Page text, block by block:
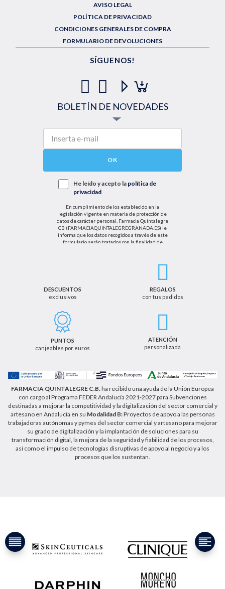
AVISO LEGAL
POLÍTICA DE PRIVACIDAD
CONDICIONES GENERALES DE COMPRA
FORMULARIO DE DEVOLUCIONES
SÍGUENOS!
BOLETÍN DE NOVEDADES
OK
He leído y acepto la política de
privacidad
En cumplimiento de los establecido en la
legislación vigente en materia de protección de
datos de carácter personal, Farmacia Quintalegre
CB (FARMACIAQUINTALEGREGRANADA.ES) le
informa que los datos recogidos a través de este
formulario serán tratados con la finalidad de
el tratamiento de sus datos personales se basará
cancelación u oposición, así como los derechos
adicionales que le asisten a través de la dirección
de email info@farmaciaquintalegregranada.es, así
como a través de los medios detallados en la
información adicional sobre nuestra política de
privacidad que puede consultar en la dirección web
DESCUENTOS
exclusivos
REGALOS
con tus pedidos
PUNTOS
canjeables por euros
ATENCIÓN
personalizada
FARMACIA QUINTALEGRE C.B.ha recibido una ayuda de la Unión Europea
con cargo al Programa FEDER Andalucía 2021-2027 para Subvenciones
destinadas a mejorar la competitividad y la digitalización del sector comercial y
artesano en Andalucía en su Modalidad B:Proyectos de apoyo a las personas
trabajadoras autónomas y pymes del sector comercial y artesano para mejorar
su grado de digitalización y la implantación de soluciones para su
transformación digital, la mejora de la seguridad y fiabilidad de los procesos,
así como el impulso de tecnologías disruptivas de apoyo al negocio y a los
procesos que los sustentan.